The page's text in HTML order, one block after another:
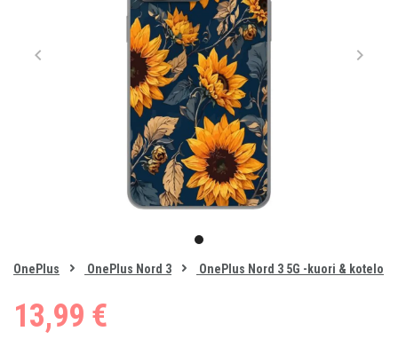
item
0
of
OnePlus OnePlus Nord 3 OnePlus Nord 3 5G -kuori & kotelo
13,99 €